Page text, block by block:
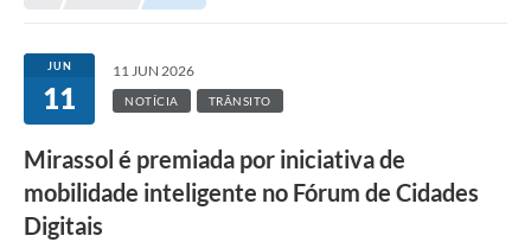
JUN
11
11 JUN 2026
NOTÍCIA TRÂNSITO
Mirassol é premiada por iniciativa de
mobilidade inteligente no Fórum de Cidades
Digitais